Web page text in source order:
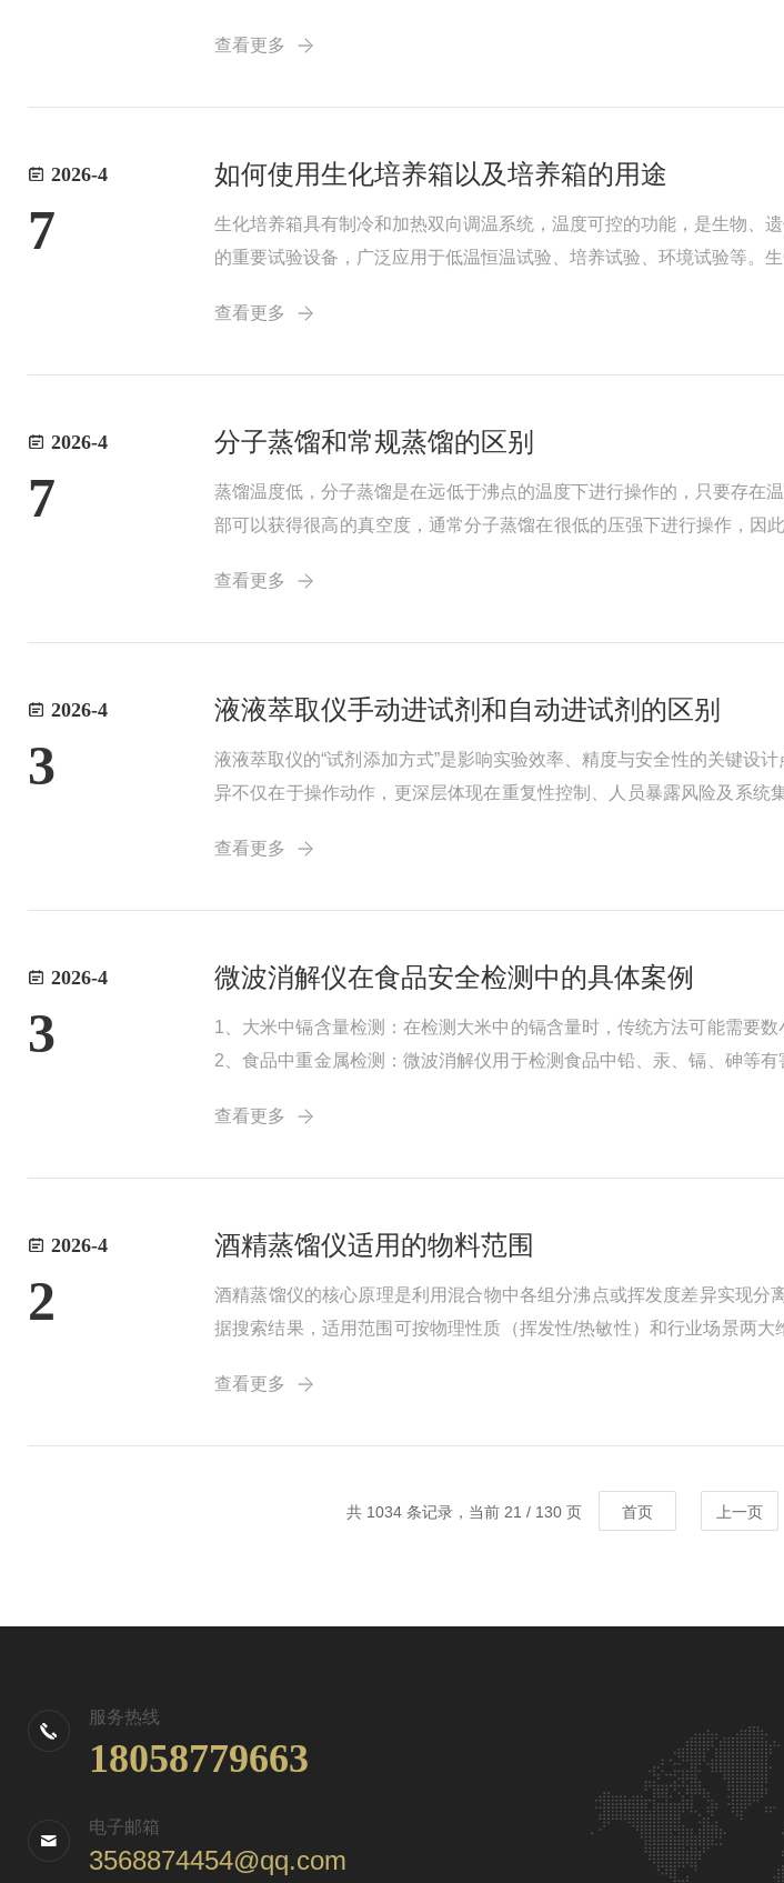
物检疫、生命科学研...
查看更多
2026-4
7
如何使用生化培养箱以及培养箱的用途
生化培养箱具有制冷和加热双向调温系统，温度可控的功能，是生物、
的重要试验设备，广泛应用于低温恒温试验、培养试验、环境试验等。
积:70升、150...
查看更多
2026-4
7
分子蒸馏和常规蒸馏的区别
蒸馏温度低，分子蒸馏是在远低于沸点的温度下进行操作的，只要存在
部可以获得很高的真空度，通常分子蒸馏在很低的压强下进行操作，
热分解的机会...
查看更多
2026-4
3
液液萃取仪手动进试剂和自动进试剂的区别
液液萃取仪的“试剂添加方式”是影响实验效率、精度与安全性的关键设
异不仅在于操作动作，更深层体现在重复性控制、人员暴露风险及系
查看更多
2026-4
3
微波消解仪在食品安全检测中的具体案例
1、大米中镉含量检测：在检测大米中的镉含量时，传统方法可能需要
2、食品中重金属检测：微波消解仪用于检测食品中铅、汞、镉、砷等
素检测：在检测食品...
查看更多
2026-4
2
酒精蒸馏仪适用的物料范围
酒精蒸馏仪的核心原理是利用混合物中各组分沸点或挥发度差异实现
据搜索结果，适用范围可按物理性质（挥发性/热敏性）和行业场景两
右），可提纯至9...
查看更多
共 1034 条记录，当前 21 / 130 页 首页 上一页
服务热线
18058779663
电子邮箱
3568874454@qq.com